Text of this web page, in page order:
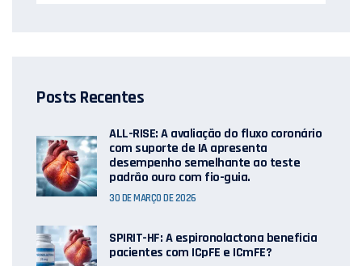
Posts Recentes
ALL-RISE: A avaliação do fluxo coronário
com suporte de IA apresenta
desempenho semelhante ao teste
padrão ouro com fio-guia.
30 DE MARÇO DE 2026
SPIRIT-HF: A espironolactona beneficia
pacientes com ICpFE e ICmFE?